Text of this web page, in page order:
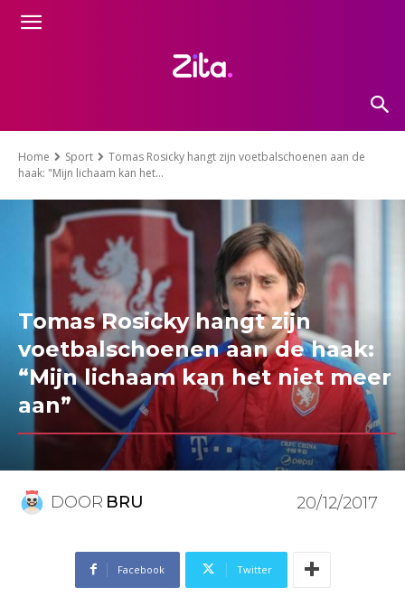
Home Sport
Tomas Rosicky hangt zijn voetbalschoenen aan de
haak: "Mijn lichaam kan het...
Tomas Rosicky hangt zijn
voetbalschoenen aan de haak:
“Mijn lichaam kan het niet meer
aan”
DOOR BRU 20/12/2017
Facebook Twitter